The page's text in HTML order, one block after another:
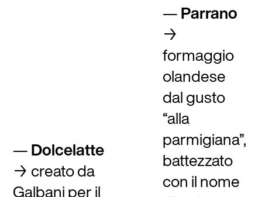
Dolcelatte
→ creato da
Galbani per il
Parrano
→
formaggio
olandese
dal gusto
“alla
parmigiana”,
battezzato
con il nome